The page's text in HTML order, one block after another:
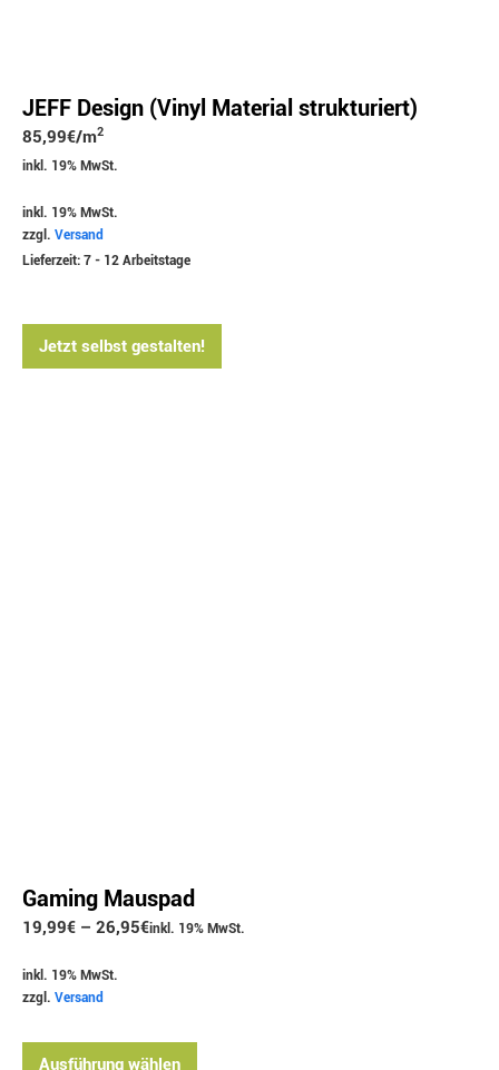
JEFF Design (Vinyl Material strukturiert)
85,99€/m2
inkl. 19% MwSt.
inkl. 19% MwSt.
zzgl. Versand
Lieferzeit: 7 - 12 Arbeitstage
Jetzt selbst gestalten!
Gaming Mauspad
19,99€ – 26,95€inkl. 19% MwSt.
inkl. 19% MwSt.
zzgl. Versand
Ausführung wählen